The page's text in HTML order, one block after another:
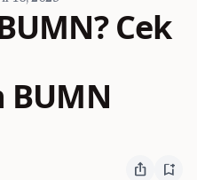
Cek
ios_share bookmark_add